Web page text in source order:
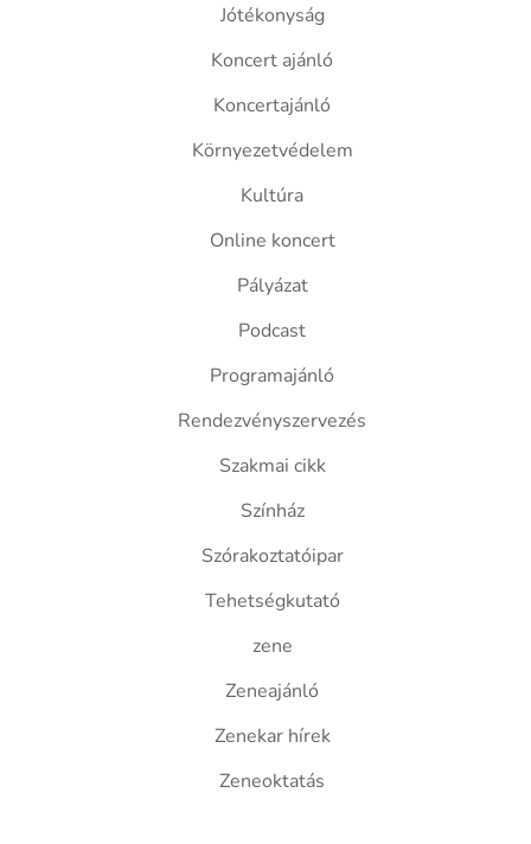
Jótékonyság
Koncert ajánló
Koncertajánló
Környezetvédelem
Kultúra
Online koncert
Pályázat
Podcast
Programajánló
Rendezvényszervezés
Szakmai cikk
Színház
Szórakoztatóipar
Tehetségkutató
zene
Zeneajánló
Zenekar hírek
Zeneoktatás